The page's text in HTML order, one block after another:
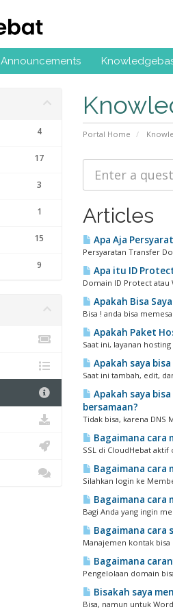
Announcements
Portal Home
4
17
3
1
15
9
Articles
Apa Aja
Persyaratan Transfer
Apa itu ID
Domain ID Protect atau
Apakah Bisa
Bisa ! anda bisa
Apakah Paket
Saat ini, layanan
Apakah saya
Saat ini tambah, edit,
Apakah saya
bersamaan?
Tidak bisa, karena DNS
Bagaimana cara
SSL di CloudHebat
Bagaimana cara
Silahkan login ke
Bagaimana cara
Bagi Anda yang ingin
Bagaimana cara
Manajemen kontak
Bagaimana
Pengelolaan domain
Bisakah saya
Bisa, namun untuk